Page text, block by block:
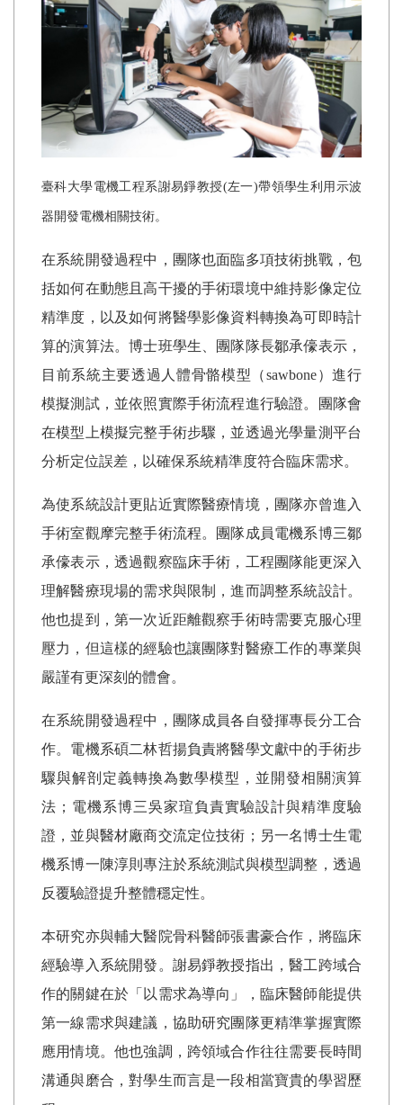
臺科大學電機工程系謝易錚教授(左一)帶領學生利用示波
器開發電機相關技術。
在系統開發過程中，團隊也面臨多項技術挑戰，包
括如何在動態且高干擾的手術環境中維持影像定位
精準度，以及如何將醫學影像資料轉換為可即時計
算的演算法。博士班學生、團隊隊長鄒承儫表示，
目前系統主要透過人體骨骼模型（sawbone）進行
模擬測試，並依照實際手術流程進行驗證。團隊會
在模型上模擬完整手術步驟，並透過光學量測平台
分析定位誤差，以確保系統精準度符合臨床需求。
為使系統設計更貼近實際醫療情境，團隊亦曾進入
手術室觀摩完整手術流程。團隊成員電機系博三鄒
承儫表示，透過觀察臨床手術，工程團隊能更深入
理解醫療現場的需求與限制，進而調整系統設計。
他也提到，第一次近距離觀察手術時需要克服心理
壓力，但這樣的經驗也讓團隊對醫療工作的專業與
嚴謹有更深刻的體會。
在系統開發過程中，團隊成員各自發揮專長分工合
作。電機系碩二林哲揚負責將醫學文獻中的手術步
驟與解剖定義轉換為數學模型，並開發相關演算
法；電機系博三吳家瑄負責實驗設計與精準度驗
證，並與醫材廠商交流定位技術；另一名博士生電
機系博一陳淳則專注於系統測試與模型調整，透過
反覆驗證提升整體穩定性。
本研究亦與輔大醫院骨科醫師張書豪合作，將臨床
經驗導入系統開發。謝易錚教授指出，醫工跨域合
作的關鍵在於「以需求為導向」，臨床醫師能提供
第一線需求與建議，協助研究團隊更精準掌握實際
應用情境。他也強調，跨領域合作往往需要長時間
溝通與磨合，對學生而言是一段相當寶貴的學習歷